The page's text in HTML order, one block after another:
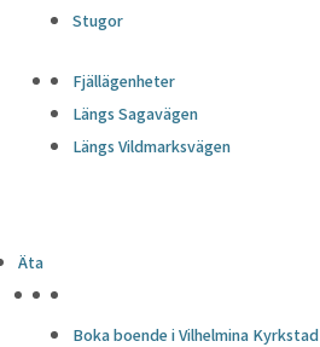
Stugor
Fjällägenheter
Längs Sagavägen
Längs Vildmarksvägen
Äta
Boka boende i Vilhelmina Kyrkstad